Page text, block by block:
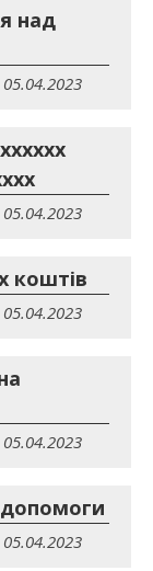
над
коштів